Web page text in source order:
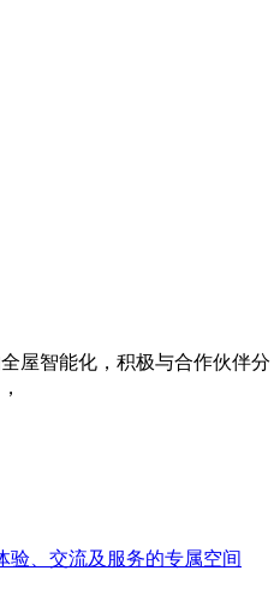
屋智能化，积极与合作伙伴分
验、交流及服务的专属空间